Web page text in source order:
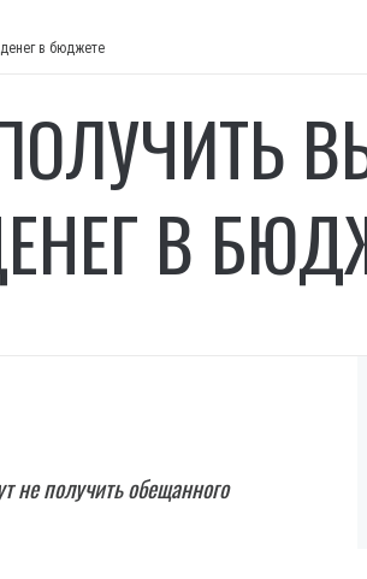
в бюджете
В
не получить обещанного